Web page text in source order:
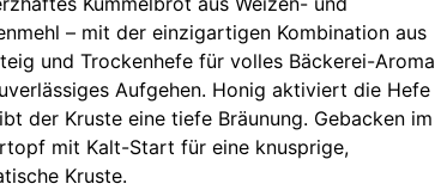
– mit der einzigartigen Kombination aus
und Trockenhefe für volles Bäckerei-Aroma
Aufgehen. Honig aktiviert die Hefe
der Kruste eine tiefe Bräunung. Gebacken im
mit Kalt-Start für eine knusprige,
Kruste.